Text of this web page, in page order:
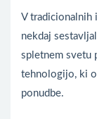
V tradicionalnih
nekdaj
spletnem svetu
tehnologijo, ki
ponudbe.